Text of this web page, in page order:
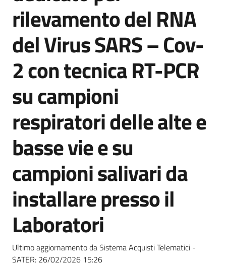
English
site
Seguici
su
rilevamento del RNA
del Virus SARS – Cov-
2 con tecnica RT-PCR
su campioni
respiratori delle alte e
basse vie e su
campioni salivari da
installare presso il
Laboratori
Ultimo aggiornamento da Sistema Acquisti Telematici -
SATER: 26/02/2026 15:26